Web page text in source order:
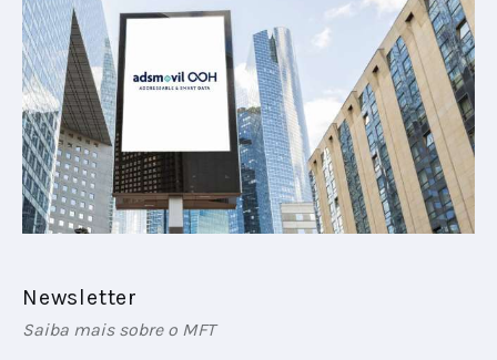
CONECTADES
PODCAST
PLAYBOOKS
Newsletter
Saiba mais sobre o MFT